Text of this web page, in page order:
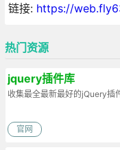
链接: https://
热门资源
jquery插件库
收集最全最新最好的jQuery插
官网